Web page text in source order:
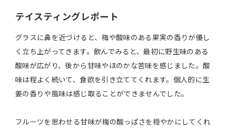
テイスティングレポート
グラスに鼻を近づけると、梅や酸味のある果実の香りが優し
く立ち上がってきます。飲んでみると、最初に野生味のある
酸味が広がり、後から甘味やほのかな苦味を感じました。酸
味は程よく続いて、食欲を引き立ててくれます。個人的に生
姜の香りや風味は感じ取ることができませんでした。
フルーツを思わせる甘味が梅の酸っぱさを穏やかにしてくれ